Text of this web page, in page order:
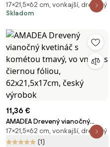
kvetináč s vločkou tmavý, vo
vnútri s čiernou fóliou,
17×21,5×62 cm, vonkajší, drevený
Skladom
11,36 €
AMADEA Drevený vianočný
kvetináč s kométou tmavý, vo
vnútri s čiernou fóliou,
17×21,5×62 cm, vonkajší, drevený
(1)